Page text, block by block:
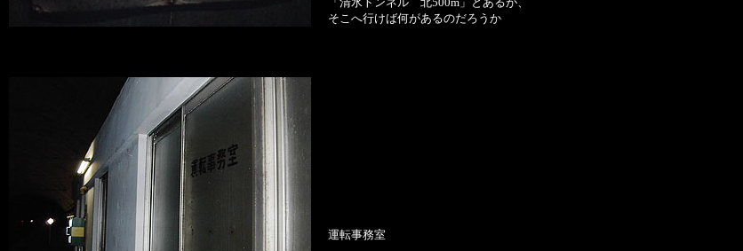
そこへ行けば何があるのだろうか
運転事務室